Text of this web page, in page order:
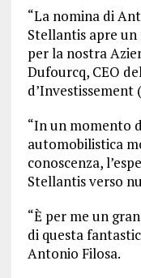
“La nomina di
Stellantis apre
per la nostra
Dufourcq, CEO
d’Investissement
“In un momento
automobilistica
conoscenza,
Stellantis verso
“È per me un
di questa
Antonio Filosa.